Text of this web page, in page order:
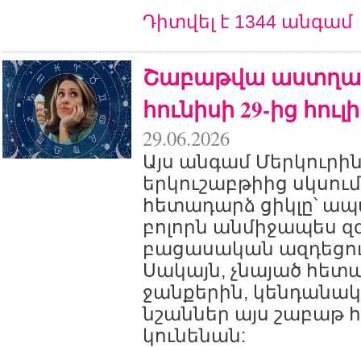
Դիտվել է 1344 անգամ
Շաբաթվա
հունիսի 29-ից
29.06.2026
Այս անգամ
երկուշաբթիից
հետադարձ ցիկլը՝
բոլորն անմիջապես
բացասական
Սակայն, չնայած
ջանքերին,
նշաններ այս շաբաթ
կունենան: